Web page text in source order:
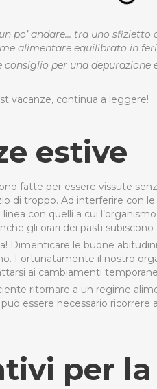
po’ andare… tra uno
alimentare equilibrato in
per una
vacanze, continua a leggere!
estive
fatte per essere vissute
di troppo. Ad interferire con
con quelli a cui
gli orari dei pasti subiscono
Dimenticare le buone
Fortunatamente il nostro
ai cambiamenti
ritornare a un regime
essere necessario
per